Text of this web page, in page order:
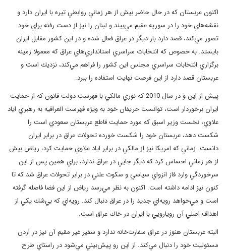
اكنون عربستان كه در حال حاضر بيش از هر زماني روابطي تيره با ايران دارد و
نقشه‌هاي خود را در سوريه عقيم مي‌بيند و لبنان را نيز از دست رفته براي خود
تصور مي‌كند، قصد دارد بار ديگر در عراق فعال شده و در اين كشور مقابل ايران
بايستد. به خصوص كه انتخابات سراسري استانداري‌هاي عراق كه معمولا زمينه
برگزاري انتخابات سراسري مجلس اين كشور را فراهم مي‌كند، نزديك است و
عربستان قصد دارد از اين فرصت نهايت استفاده را ببرد.
پيش از اين و در سال 2010 كه نوري مالكي با فهرست دولت قانون كه از حمايت
ايران برخوردار است، توانست حريفان خود به ويژه فهرست العراقيه به رهبري اياد
علاوي، نخست وزير اسبق كه مورد حمايت قاطع عربستان سعودي است را
شكست دهد، عربستان خود را شكست خورده تحولات عراق در برابر ايران
دانست. زماني كه امريكا نيز از مالكي در برابر اياد علاوي حمايت كرد، رياض بيش
از هر زماني احساس كرد كه ديگر جايي در عراق ندارد، براي همين پس از اين
سرخوردگي وارد فاز انزواي سياسي و سكوت علني در برابر تحولات عراق شد كه تا
كنون نيز ادامه داشته است. اكنون به نظر مي‌رسد رياض از اين فضا فاصله گرفته
است و مي‌خواهد رويه‌اي جديد را در عراق دنبال كند. رويه‌اي كه بي‌شك يكي از
اهداف اصلي آن رويارويي با ايران در خاك عراق است.
البته عربستان هنوز در عراق سفارت‌خانه ندارد و سفير غير مقيم آن نيز در اردن
مسئوليت خود را دنبال مي‌كند. از اين رو پيش‌بيني مي‌شود در راستاي طرح